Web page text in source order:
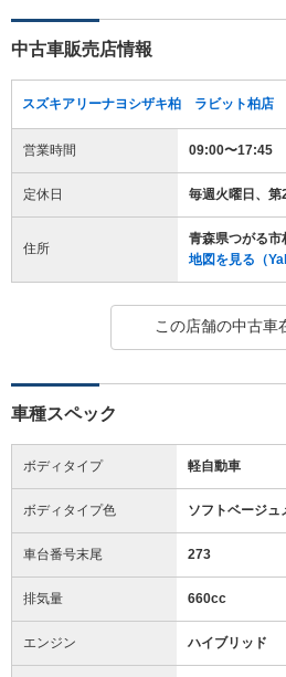
中古車販売店情報
スズキアリーナヨシザキ柏 ラビット柏店
営業時間 09:00〜17:45
定休日 毎週火曜日、第
住所
青森県つがる市
地図を見る（
この店舗の中古車
車種スペック
ボディタイプ 軽自動車
ボディタイプ色 ソフトベージュ
車台番号末尾 273
排気量 660cc
エンジン ハイブリッド